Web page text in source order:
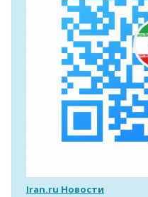
Iran.ru Новости